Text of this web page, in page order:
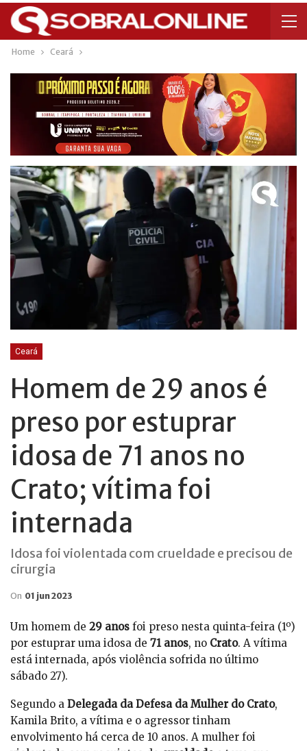
Home Ceará
Ceará
Homem de 29 anos é
preso por estuprar
idosa de 71 anos no
Crato; vítima foi
internada
Idosa foi violentada com crueldade e precisou de
cirurgia
On 01 jun 2023
Um homem de 29 anos foi preso nesta quinta-feira (1º)
por estuprar uma idosa de 71 anos, no Crato. A vítima
está internada, após violência sofrida no último
sábado 27).
Segundo a Delegada da Defesa da Mulher do Crato,
Kamila Brito, a vítima e o agressor tinham
envolvimento há cerca de 10 anos. A mulher foi